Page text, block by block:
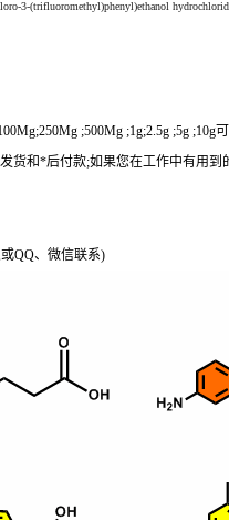
3-(trifluoromethyl)phenyl)ethanol
;500Mg ;1g;2.5g ;5g ;10g
货和*后付款;如果您在工作中有用到
QQ、微信联系)